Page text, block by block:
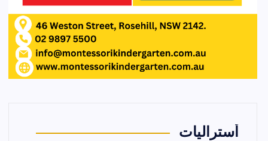
أستراليات